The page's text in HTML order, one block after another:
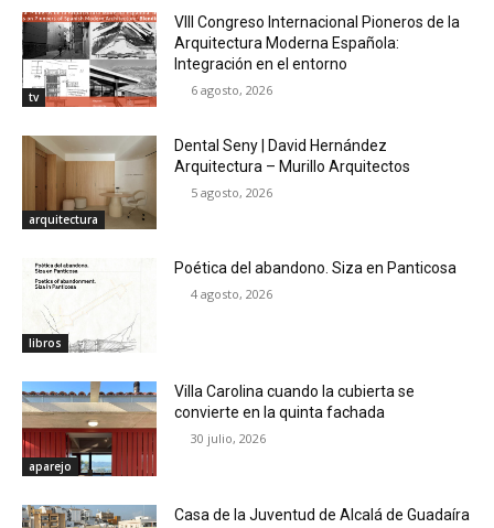
tv
VIII Congreso Internacional Pioneros de la
Arquitectura Moderna Española:
Integración en el entorno
6 agosto, 2026
arquitectura
Dental Seny | David Hernández
Arquitectura – Murillo Arquitectos
5 agosto, 2026
libros
Poética del abandono. Siza en Panticosa
4 agosto, 2026
aparejo
Villa Carolina cuando la cubierta se
convierte en la quinta fachada
30 julio, 2026
Casa de la Juventud de Alcalá de Guadaíra